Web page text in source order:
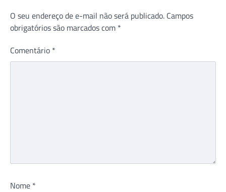
O seu endereço de e-mail não será publicado. Campos
obrigatórios são marcados com *
Comentário *
Nome *